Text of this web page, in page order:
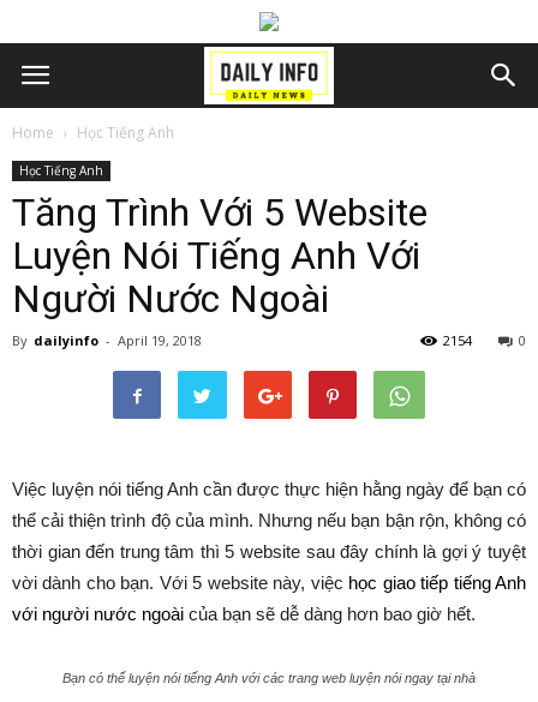
Home Học Tiếng Anh
Học Tiếng Anh
Tăng Trình Với 5 Website
Luyện Nói Tiếng Anh Với
Người Nước Ngoài
By dailyinfo - April 19, 2018 0
2154
Việc luyện nói tiếng Anh cần được thực hiện hằng ngày để bạn có
thể cải thiện trình độ của mình. Nhưng nếu bạn bận rộn, không có
thời gian đến trung tâm thì 5 website sau đây chính là gợi ý tuyệt
vời dành cho bạn. Với 5 website này, việc học giao tiếp tiếng Anh
với người nước ngoài của bạn sẽ dễ dàng hơn bao giờ hết.
Bạn có thể luyện nói tiếng Anh với các trang web luyện nói ngay tại nhà